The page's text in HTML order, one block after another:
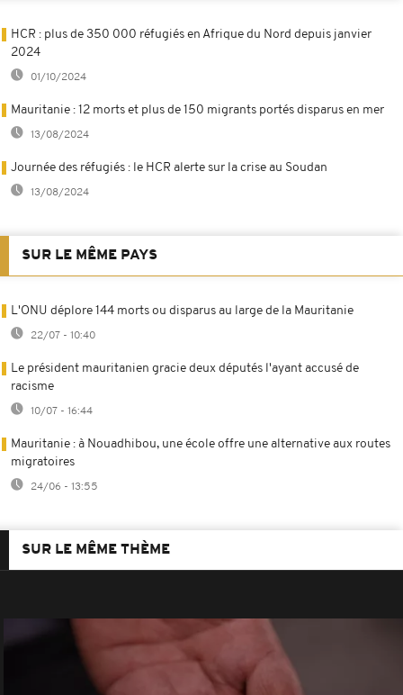
HCR : plus de 350 000 réfugiés en Afrique du Nord depuis janvier
2024
01/10/2024
Mauritanie : 12 morts et plus de 150 migrants portés disparus en mer
13/08/2024
Journée des réfugiés : le HCR alerte sur la crise au Soudan
13/08/2024
SUR LE MÊME PAYS
L'ONU déplore 144 morts ou disparus au large de la Mauritanie
22/07 - 10:40
Le président mauritanien gracie deux députés l'ayant accusé de
racisme
10/07 - 16:44
Mauritanie : à Nouadhibou, une école offre une alternative aux routes
migratoires
24/06 - 13:55
SUR LE MÊME THÈME